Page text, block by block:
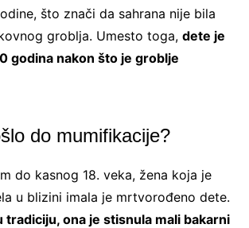
što znači da sahrana nije bila
groblja. Umesto toga, dete je
godina nakon što je groblje
do mumifikacije?
do kasnog 18. veka, žena koja je
u blizini imala je mrtvorođeno dete.
tradiciju, ona je stisnula mali bakarni